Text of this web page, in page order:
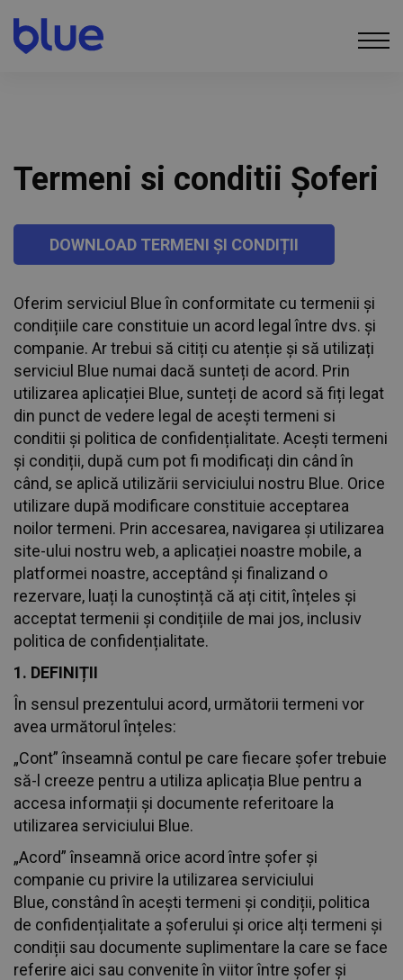
Termeni si conditii Șoferi
DOWNLOAD TERMENI ȘI CONDIȚII
Oferim serviciul Blue în conformitate cu termenii și
condițiile care constituie un acord legal între dvs. și
companie. Ar trebui să citiți cu atenție și să utilizați
serviciul Blue numai dacă sunteți de acord. Prin
utilizarea aplicației Blue, sunteți de acord să fiți legat
din punct de vedere legal de acești termeni si
conditii și politica de confidențialitate. Acești termeni
și condiții, după cum pot fi modificați din când în
când, se aplică utilizării serviciului nostru Blue. Orice
utilizare după modificare constituie acceptarea
noilor termeni. Prin accesarea, navigarea și utilizarea
site-ului nostru web, a aplicației noastre mobile, a
platformei noastre, acceptând și finalizand o
rezervare, luați la cunoștință că ați citit, înțeles și
acceptat termenii și condițiile de mai jos, inclusiv
politica de confidențialitate.
1. DEFINIȚII
În sensul prezentului acord, următorii termeni vor
avea următorul înțeles:
„Cont” înseamnă contul pe care fiecare șofer trebuie
să-l creeze pentru a utiliza aplicația Blue pentru a
accesa informații și documente referitoare la
utilizarea serviciului Blue.
„Acord” înseamnă orice acord între șofer și
companie cu privire la utilizarea serviciului
Blue, constând în acești termeni și condiții, politica
de confidențialitate a șoferului și orice alți termeni și
condiții sau documente suplimentare la care se face
referire aici sau convenite în viitor între șofer și